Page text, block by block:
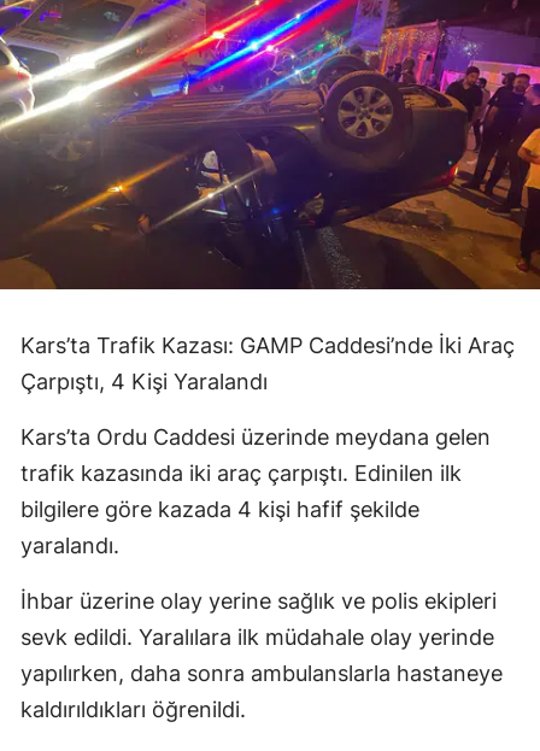
Iğdır
Yalova
Karabük
Kilis
Osmaniye
Düzce
Kars’ta Trafik Kazası: GAMP Caddesi’nde İki Araç
Çarpıştı, 4 Kişi Yaralandı
Kars’ta Ordu Caddesi üzerinde meydana gelen
trafik kazasında iki araç çarpıştı. Edinilen ilk
bilgilere göre kazada 4 kişi hafif şekilde
yaralandı.
İhbar üzerine olay yerine sağlık ve polis ekipleri
sevk edildi. Yaralılara ilk müdahale olay yerinde
yapılırken, daha sonra ambulanslarla hastaneye
kaldırıldıkları öğrenildi.